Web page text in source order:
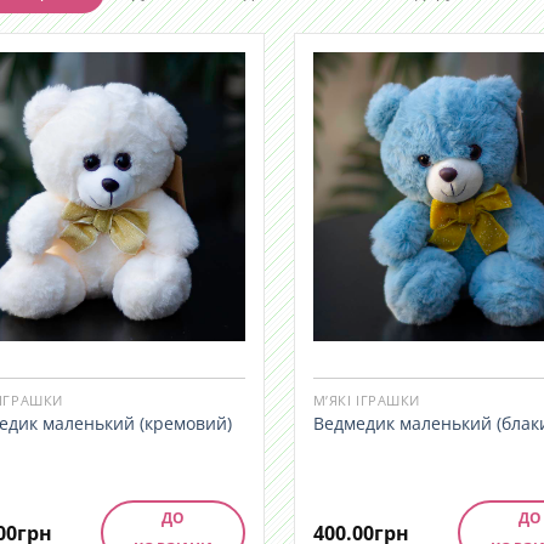
маленький (кремовий)
грн
ДО
М’ЯКІ ІГРАШКИ
Ведмедик маленький
400.00грн
ДО